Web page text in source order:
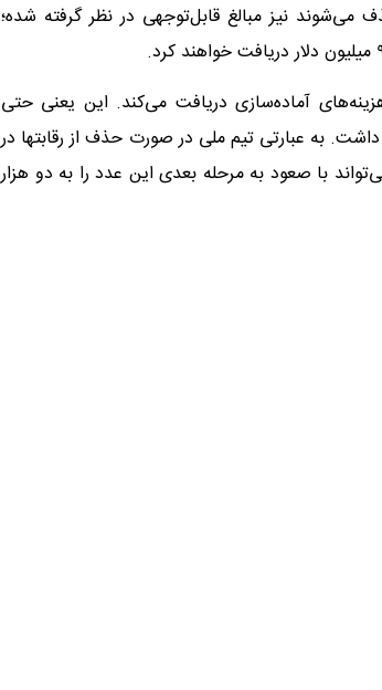
می‌شوند نیز مبالغ قابل‌توجهی در نظر گرفته شده؛
جام جهانی ۲۰۲۶ مبلغ ۱.۵ میلیون دلار برای هزینه‌های آماده‌سازی دریافت می‌کند. این یعنی حتی
۱۰.۵ میلیون دلار درآمد خواهند داشت. به عبارتی تیم ملی در صورت حذف از رقابتها در
آورد و البته می‌تواند با صعود به مرحله بعدی این عدد را به دو هزار